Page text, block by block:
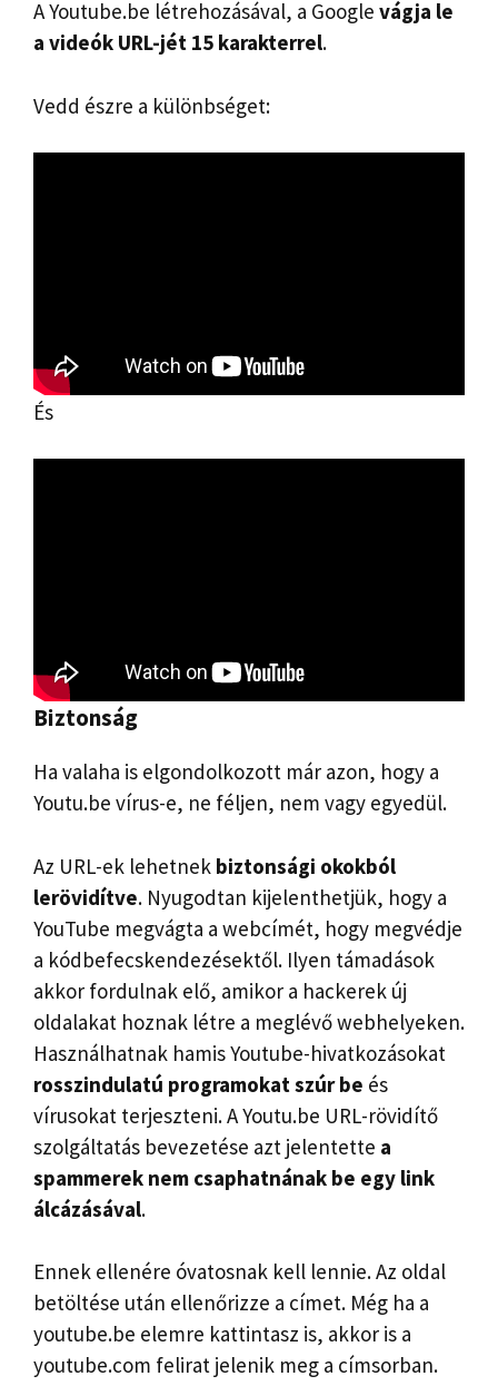
A Youtube.be létrehozásával, a Google vágja le
a videók URL-jét 15 karakterrel.
Vedd észre a különbséget:
És
Biztonság
Ha valaha is elgondolkozott már azon, hogy a
Youtu.be vírus-e, ne féljen, nem vagy egyedül.
Az URL-ek lehetnek biztonsági okokból
lerövidítve. Nyugodtan kijelenthetjük, hogy a
YouTube megvágta a webcímét, hogy megvédje
a kódbefecskendezésektől. Ilyen támadások
akkor fordulnak elő, amikor a hackerek új
oldalakat hoznak létre a meglévő webhelyeken.
Használhatnak hamis Youtube-hivatkozásokat
rosszindulatú programokat szúr be és
vírusokat terjeszteni. A Youtu.be URL-rövidítő
szolgáltatás bevezetése azt jelentette a
spammerek nem csaphatnának be egy link
álcázásával.
Ennek ellenére óvatosnak kell lennie. Az oldal
betöltése után ellenőrizze a címet. Még ha a
youtube.be elemre kattintasz is, akkor is a
youtube.com felirat jelenik meg a címsorban.